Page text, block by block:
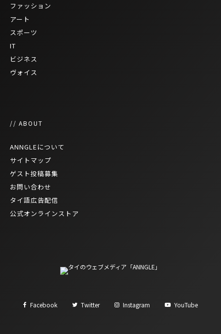
ファッション
アート
スポーツ
IT
ビジネス
ヴォイス
// ABOUT
ANNGLEについて
サイトマップ
ゲスト投稿募集
お問い合わせ
タイ語広告配信
公式オンラインストア
Facebook Twitter Instagram YouTube